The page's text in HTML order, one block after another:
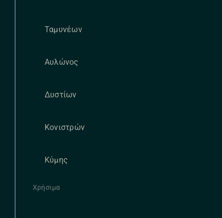
Ταμυνέων
Αυλώνος
Δυστίων
Κονιστρών
Κύμης
Χρήσιμα